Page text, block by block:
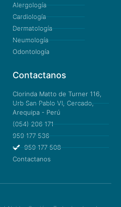
Alergología
Cardiología
Dermatología
Neumología
Odontología
Contactanos
Clorinda Matto de Turner 116,
Urb San Pablo VI, Cercado,
Arequipa - Perú
(054) 206 171
959 177 536
959 177 508
Contactanos